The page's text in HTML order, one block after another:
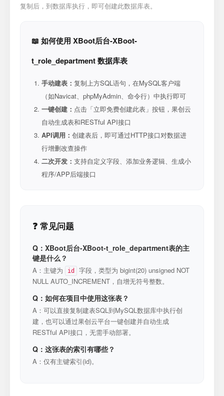
复制后，到数据库执行，即可创建此数据库表。
📖 如何使用 XBoot后台-XBoot-
t_role_department 数据库表
手动建表： 复制上方SQL语句，在MySQL客户端
（如Navicat、phpMyAdmin、命令行）中执行即可
一键创建： 点击「立即免费创建此表」按钮，果创云
自动生成表和RESTful API接口
API调用： 创建表后，即可通过HTTP接口对数据进
行增删改查操作
二次开发： 支持自定义字段、添加业务逻辑、生成小
程序/APP后端接口
❓ 常见问题
Q：XBoot后台-XBoot-t_role_department表的主
键是什么？
A：主键为 id
字段，类型为 bigint(20) unsigned NOT
NULL AUTO_INCREMENT，自增无符号整数。
Q：如何在项目中使用这张表？
A：可以直接复制建表SQL到MySQL数据库中执行创
建，也可以通过果创云平台一键创建并自动生成
RESTful API接口，无需手动部署。
Q：这张表的索引有哪些？
A：仅有主键索引(id)。